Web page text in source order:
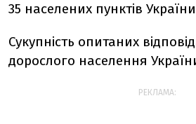
35 населених пунктів
Сукупність опитаних
дорослого населення
РЕКЛАМА: